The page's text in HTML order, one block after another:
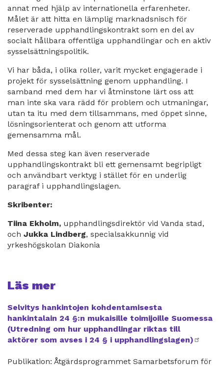
annat med hjälp av internationella erfarenheter.
Målet är att hitta en lämplig marknadsnisch för
reserverade upphandlingskontrakt som en del av
socialt hållbara offentliga upphandlingar och en aktiv
sysselsättningspolitik.
Vi har båda, i olika roller, varit mycket engagerade i
projekt för sysselsättning genom upphandling. I
samband med dem har vi åtminstone lärt oss att
man inte ska vara rädd för problem och utmaningar,
utan ta itu med dem tillsammans, med öppet sinne,
lösningsorienterat och genom att utforma
gemensamma mål.
Med dessa steg kan även reserverade
upphandlingskontrakt bli ett gemensamt begripligt
och användbart verktyg i stället för en underlig
paragraf i upphandlingslagen.
Skribenter:
Tiina Ekholm, upphandlingsdirektör vid Vanda stad,
och Jukka Lindberg, specialsakkunnig vid
yrkeshögskolan Diakonia
Läs mer
Selvitys hankintojen kohdentamisesta
hankintalain 24 §:n mukaisille toimijoille Suomessa
(Utredning om hur upphandlingar riktas till
aktörer som avses i 24 § i upphandlingslagen)
Publikation: Åtgärdsprogrammet Samarbetsforum för